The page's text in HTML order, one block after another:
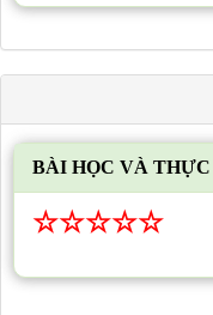
BÀI HỌC VÀ
☆☆☆☆☆